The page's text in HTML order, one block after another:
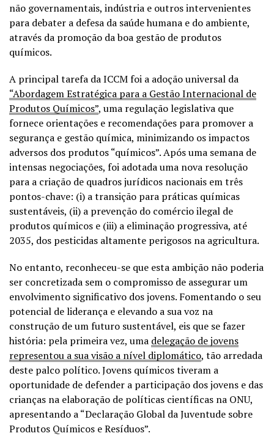
não governamentais, indústria e outros intervenientes
para debater a defesa da saúde humana e do ambiente,
através da promoção da boa gestão de produtos
químicos.
A principal tarefa da ICCM foi a adoção universal da
“Abordagem Estratégica para a Gestão Internacional de
Produtos Químicos”, uma regulação legislativa que
fornece orientações e recomendações para promover a
segurança e gestão química, minimizando os impactos
adversos dos produtos “químicos”. Após uma semana de
intensas negociações, foi adotada uma nova resolução
para a criação de quadros jurídicos nacionais em três
pontos-chave: (i) a transição para práticas químicas
sustentáveis, (ii) a prevenção do comércio ilegal de
produtos químicos e (iii) a eliminação progressiva, até
2035, dos pesticidas altamente perigosos na agricultura.
No entanto, reconheceu-se que esta ambição não poderia
ser concretizada sem o compromisso de assegurar um
envolvimento significativo dos jovens. Fomentando o seu
potencial de liderança e elevando a sua voz na
construção de um futuro sustentável, eis que se fazer
história: pela primeira vez, uma delegação de jovens
representou a sua visão a nível diplomático, tão arredada
deste palco político. Jovens químicos tiveram a
oportunidade de defender a participação dos jovens e das
crianças na elaboração de políticas científicas na ONU,
apresentando a “Declaração Global da Juventude sobre
Produtos Químicos e Resíduos”.